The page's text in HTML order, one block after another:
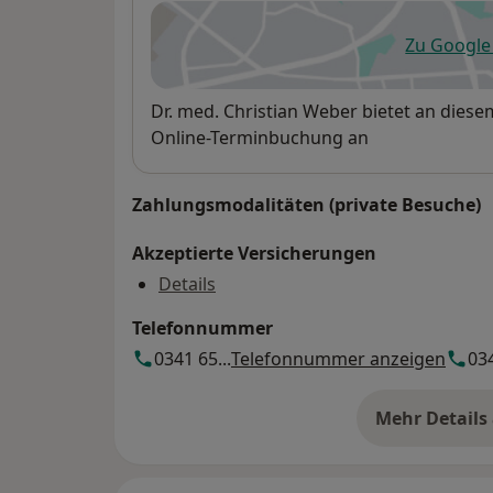
Zu
Verfügbarkeit
Dr. med. Christian Weber bietet an
Online-Terminbuchung an
Zahlungsmodalitäten (private Besuche)
Akzeptierte Versicherungen
Details
Telefonnummer
0341 65...Telefonnummer anzeigen
Mehr Details